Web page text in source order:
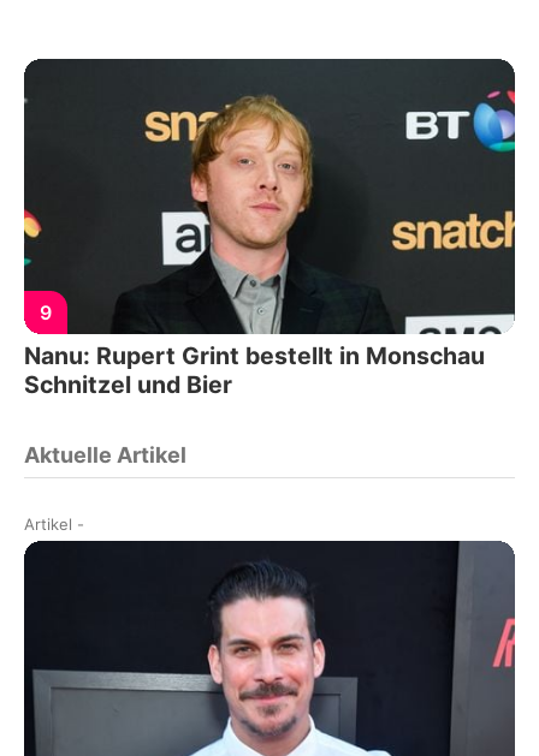
9
Nanu: Rupert Grint bestellt in Monschau
Schnitzel und Bier
Aktuelle Artikel
Artikel -